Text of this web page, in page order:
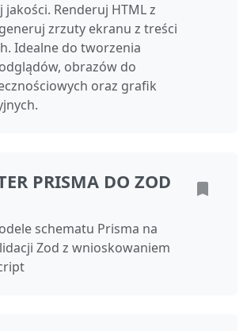
jakości. Renderuj HTML z
zrzuty ekranu z treści
Idealne do tworzenia
obrazów do
oraz grafik
PRISMA DO ZOD
schematu Prisma na
Zod z wnioskowaniem